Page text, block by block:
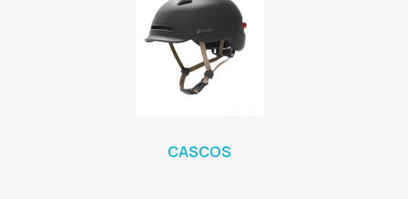
CASCOS